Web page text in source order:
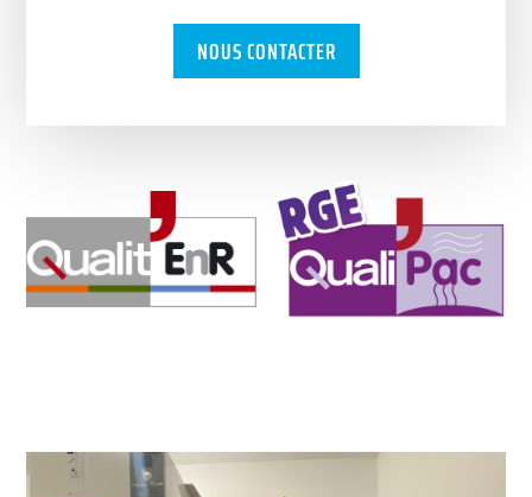
NOUS CONTACTER